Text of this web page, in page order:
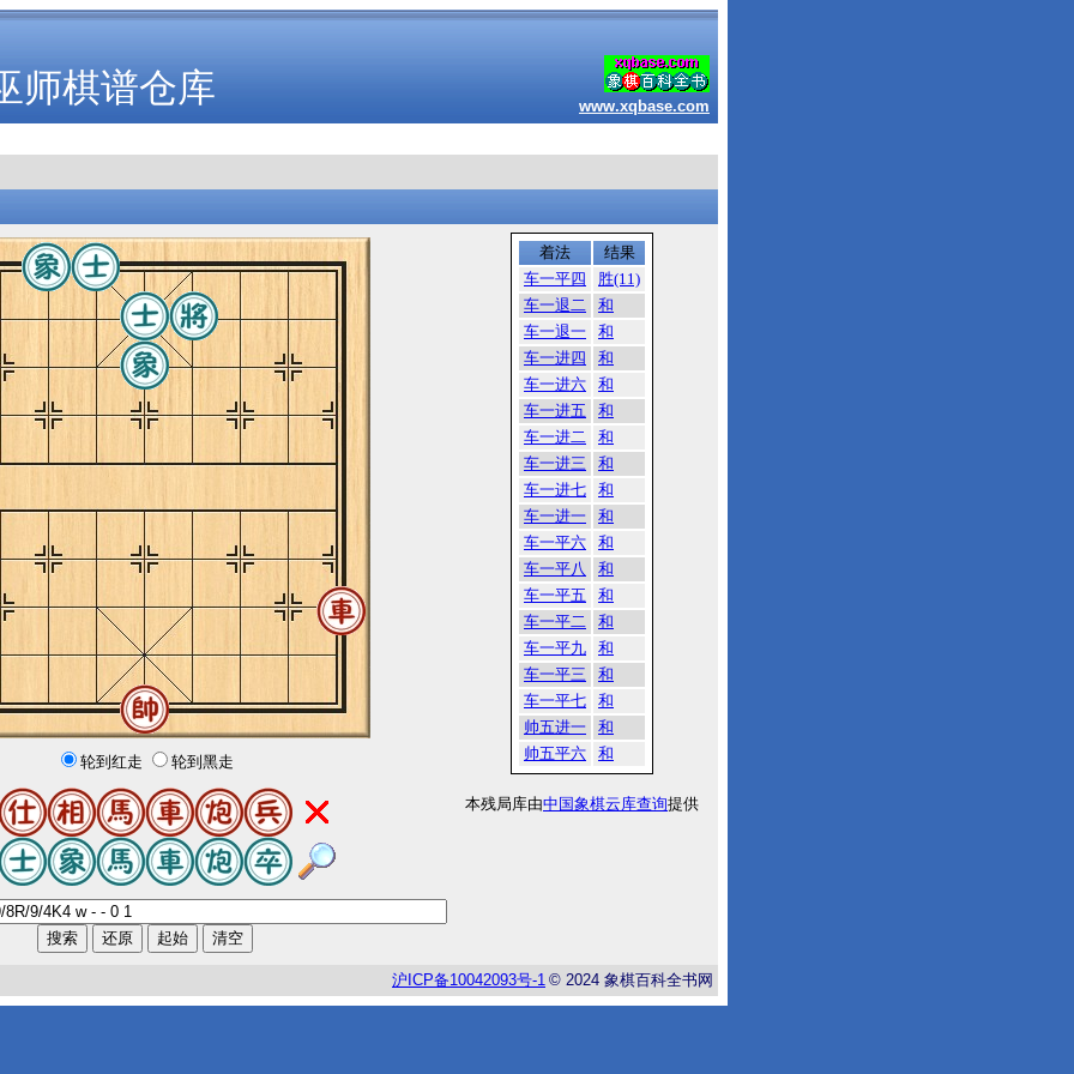
师棋谱仓库 www.xqbase.com
轮到红走 轮到黑走
着法
结果
车一平四
胜(11)
车一退二
和
车一退一
和
车一进四
和
车一进六
和
车一进五
和
车一进二
和
车一进三
和
车一进七
和
车一进一
和
车一平六
和
车一平八
和
车一平五
和
车一平二
和
车一平九
和
车一平三
和
车一平七
和
帅五进一
和
帅五平六
和
本残局库由中国象棋云库查询提供
沪 ICP备10042093号-1 © 2024 象棋百科全书网